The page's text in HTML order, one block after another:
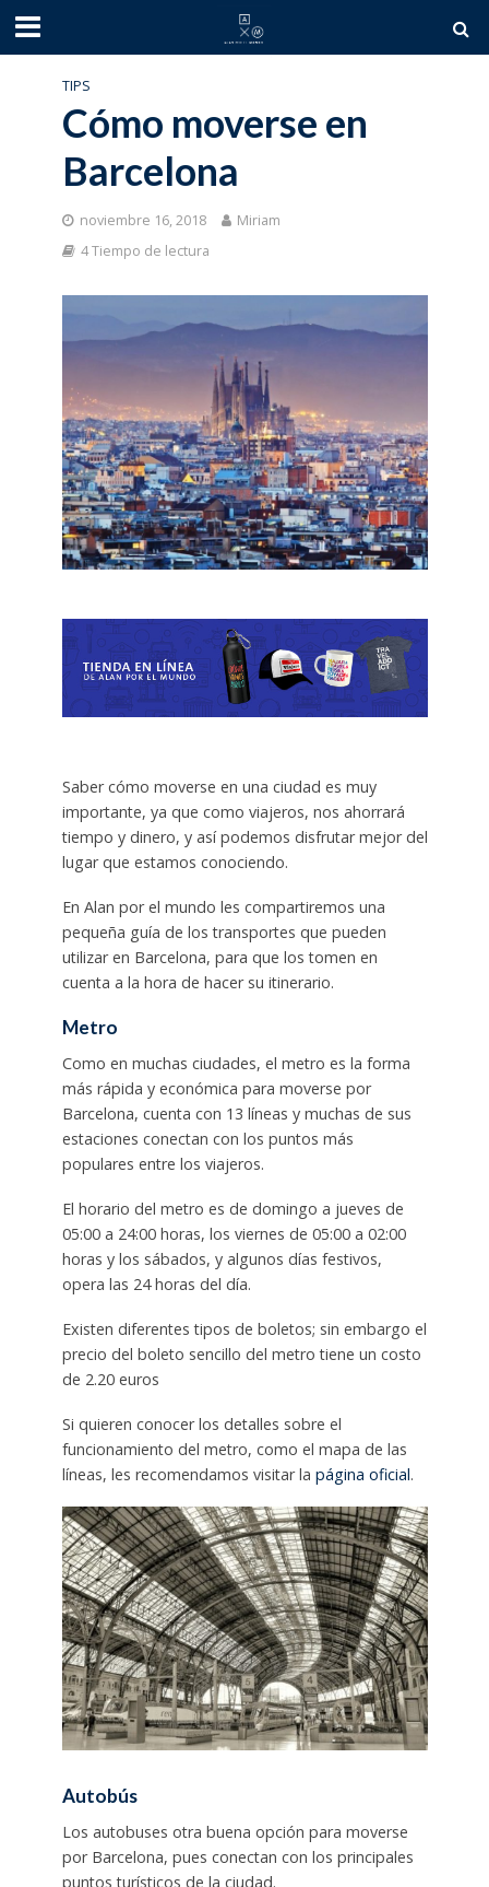
TIPS
Cómo moverse en
Barcelona
noviembre 16, 2018
Miriam
4 Tiempo de lectura
Saber cómo moverse en una ciudad es muy
importante, ya que como viajeros, nos ahorrará
tiempo y dinero, y así podemos disfrutar mejor del
lugar que estamos conociendo.
En Alan por el mundo les compartiremos una
pequeña guía de los transportes que pueden
utilizar en Barcelona, para que los tomen en
cuenta a la hora de hacer su itinerario.
Metro
Como en muchas ciudades, el metro es la forma
más rápida y económica para moverse por
Barcelona, cuenta con 13 líneas y muchas de sus
estaciones conectan con los puntos más
populares entre los viajeros.
El horario del metro es de domingo a jueves de
05:00 a 24:00 horas, los viernes de 05:00 a 02:00
horas y los sábados, y algunos días festivos,
opera las 24 horas del día.
Existen diferentes tipos de boletos; sin embargo el
precio del boleto sencillo del metro tiene un costo
de 2.20 euros
Si quieren conocer los detalles sobre el
funcionamiento del metro, como el mapa de las
líneas, les recomendamos visitar la página oficial.
Autobús
Los autobuses otra buena opción para moverse
por Barcelona, pues conectan con los principales
puntos turísticos de la ciudad.